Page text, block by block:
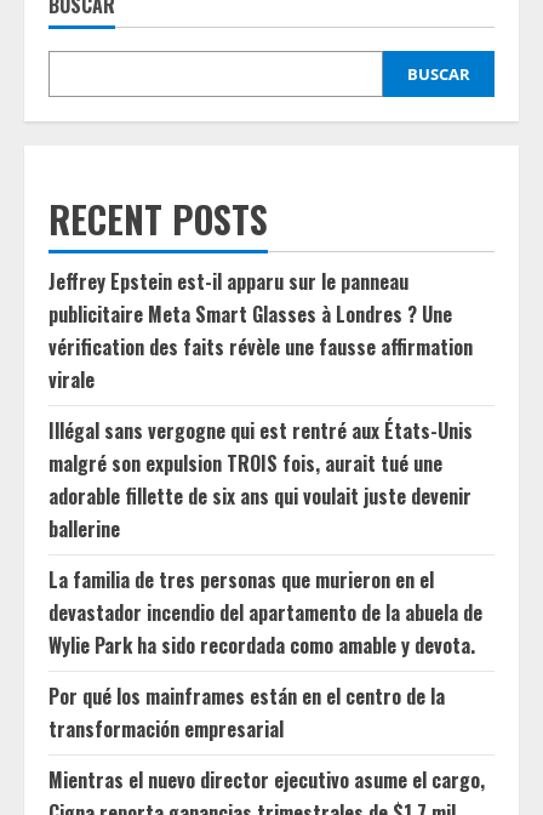
BUSCAR
RECENT POSTS
Jeffrey Epstein est-il apparu sur le panneau
publicitaire Meta Smart Glasses à Londres ? Une
vérification des faits révèle une fausse affirmation
virale
Illégal sans vergogne qui est rentré aux États-Unis
malgré son expulsion TROIS fois, aurait tué une
adorable fillette de six ans qui voulait juste devenir
ballerine
La familia de tres personas que murieron en el
devastador incendio del apartamento de la abuela de
Wylie Park ha sido recordada como amable y devota.
Por qué los mainframes están en el centro de la
transformación empresarial
Mientras el nuevo director ejecutivo asume el cargo,